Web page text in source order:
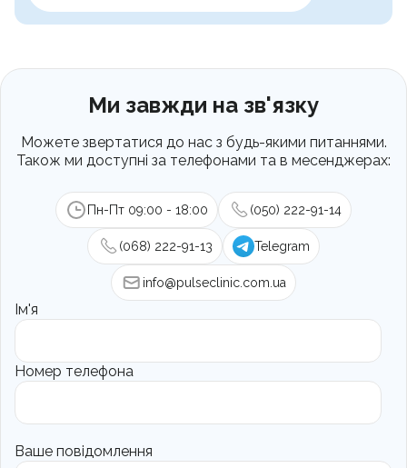
Ми завжди на зв'язку
Можете звертатися до нас з будь-якими питаннями.
Також ми доступні за телефонами та в месенджерах:
(050) 222-91-14
(068) 222-91-13
Пн-Пт 09:00 - 18:00
info@pulseclinic.com.ua
Telegram
Ім'я
Номер телефона
Ваше повідомлення